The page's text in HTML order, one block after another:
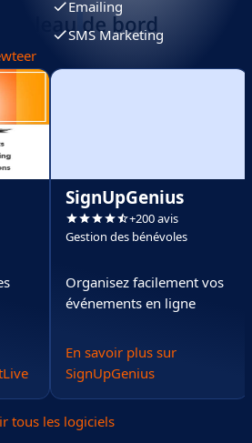
Emailing
SMS Marketing
SignUpGenius
+200 avis
Gestion des bénévoles
Organisez facilement vos
événements en ligne
En savoir plus sur
SignUpGenius
tous les logiciels